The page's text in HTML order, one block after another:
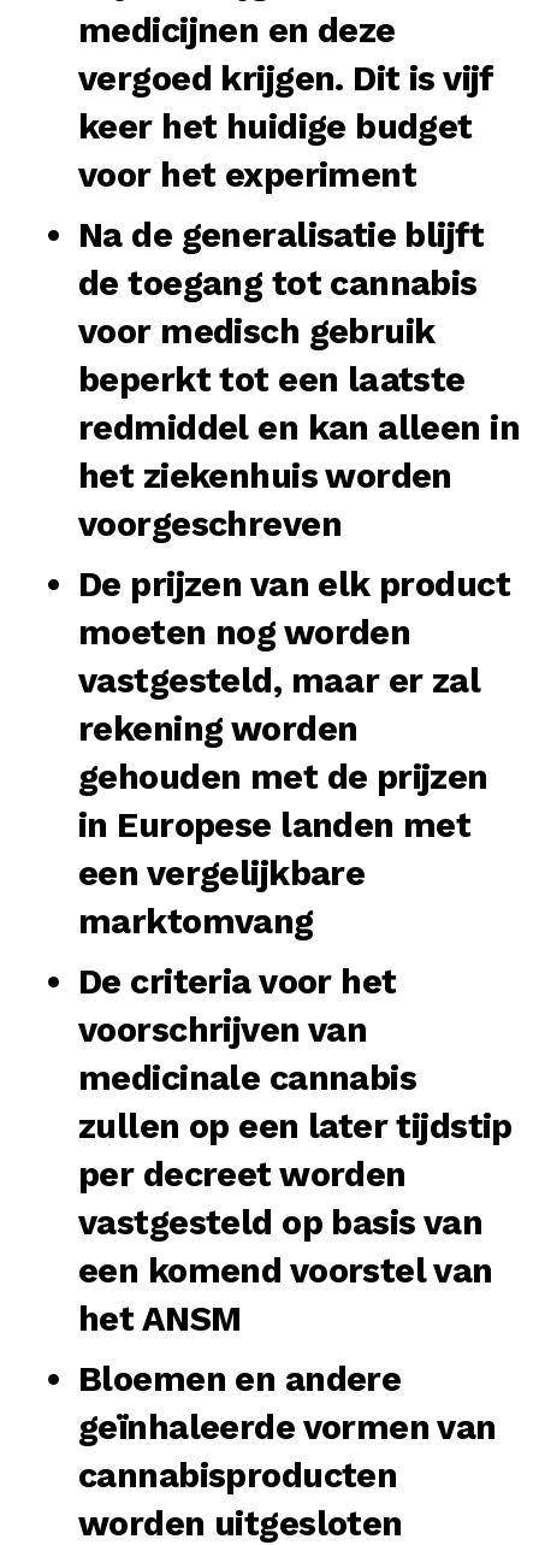
medicijnen en deze
vergoed krijgen. Dit is vijf
keer het huidige budget
voor het experiment
Na de generalisatie blijft
de toegang tot cannabis
voor medisch gebruik
beperkt tot een laatste
redmiddel en kan alleen in
het ziekenhuis worden
voorgeschreven
De prijzen van elk product
moeten nog worden
vastgesteld, maar er zal
rekening worden
gehouden met de prijzen
in Europese landen met
een vergelijkbare
marktomvang
De criteria voor het
voorschrijven van
medicinale cannabis
zullen op een later tijdstip
per decreet worden
vastgesteld op basis van
een komend voorstel van
het ANSM
Bloemen en andere
geïnhaleerde vormen van
cannabisproducten
worden uitgesloten